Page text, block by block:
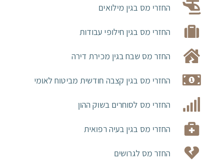
החזרי מס בגין מילואים
החזרי מס בגין חילופי עבודות
החזר מס שבח בגין מכירת דירה
החזרי מס בגין קצבה חודשית מביטוח לאומי
החזרי מס לסוחרים בשוק ההון
החזרי מס בגין בעיה רפואית
החזר מס לגרושים